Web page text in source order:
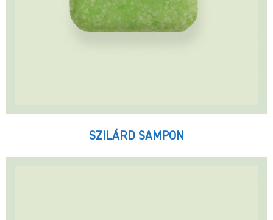
SZILÁRD SAMPON